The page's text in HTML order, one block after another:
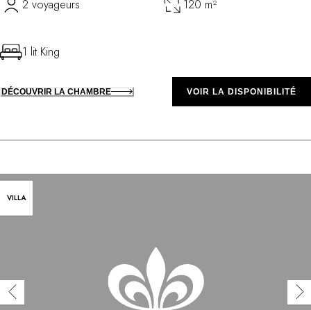
2 voyageurs 120 m²
1 lit King
DÉCOUVRIR LA CHAMBRE VOIR LA DISPONIBILITÉ
VILLA